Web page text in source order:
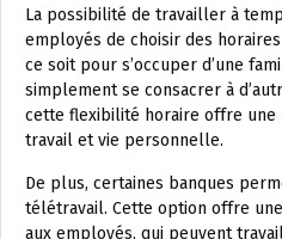
La possibilité de travailler à
employés de choisir des
ce soit pour s’occuper d’une
simplement se consacrer à
cette flexibilité horaire offre
travail et vie personnelle.
De plus, certaines banques
télétravail. Cette option offre
aux employés, qui peuvent